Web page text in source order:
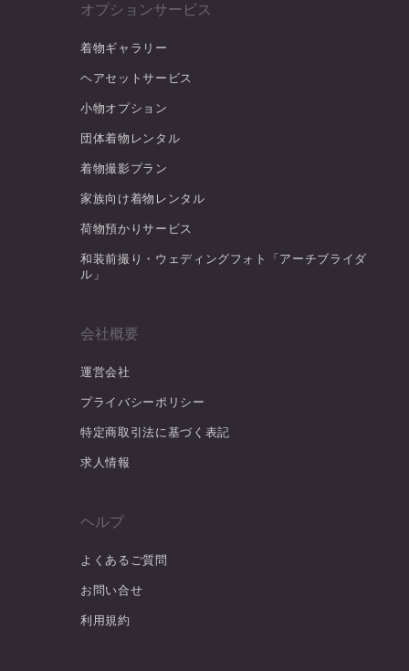
オプションサービス
着物ギャラリー
ヘアセットサービス
小物オプション
団体着物レンタル
着物撮影プラン
家族向け着物レンタル
荷物預かりサービス
和装前撮り・ウェディングフォト「アーチブライダ
ル」
会社概要
運営会社
プライバシーポリシー
特定商取引法に基づく表記
求人情報
ヘルプ
よくあるご質問
お問い合せ
利用規約